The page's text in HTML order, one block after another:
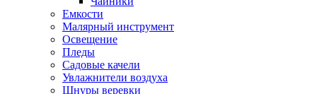
Емкости
Малярный инструмент
Освещение
Пледы
Садовые качели
Увлажнители воздуха
Шнуры веревки